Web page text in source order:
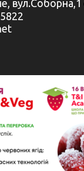
вул.Соборна,1